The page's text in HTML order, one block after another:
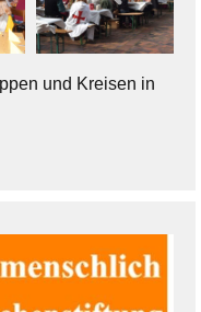
und Kreisen in